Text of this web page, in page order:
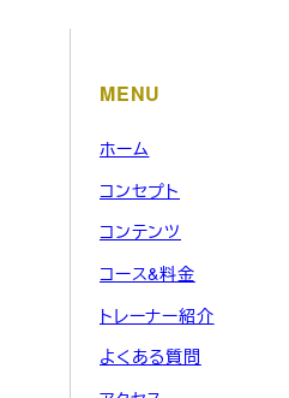
MENU
ホーム
コンセプト
コンテンツ
コース&料金
トレーナー紹介
よくある質問